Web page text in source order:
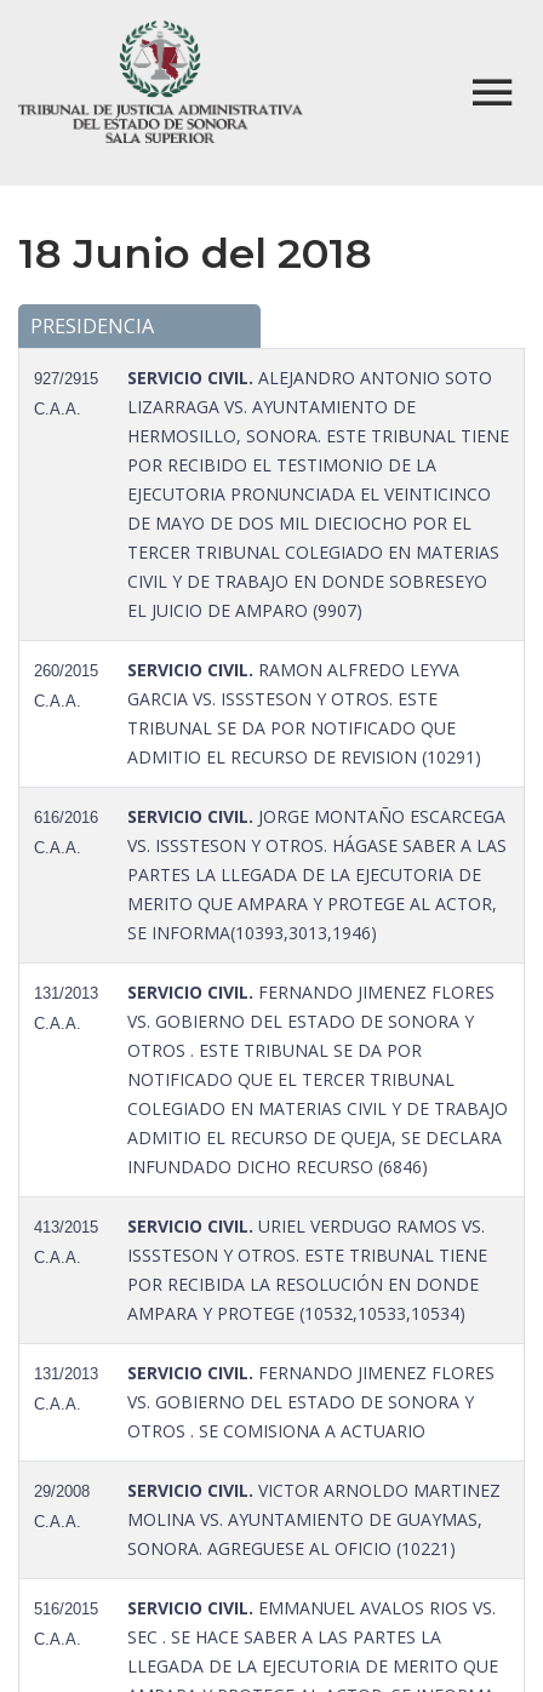
18 Junio del 2018
PRESIDENCIA
927/2915
C.A.A.
SERVICIO CIVIL. ALEJANDRO ANTONIO SOTO
LIZARRAGA VS. AYUNTAMIENTO DE
HERMOSILLO, SONORA. ESTE TRIBUNAL TIENE
POR RECIBIDO EL TESTIMONIO DE LA
EJECUTORIA PRONUNCIADA EL VEINTICINCO
DE MAYO DE DOS MIL DIECIOCHO POR EL
TERCER TRIBUNAL COLEGIADO EN MATERIAS
CIVIL Y DE TRABAJO EN DONDE SOBRESEYO
EL JUICIO DE AMPARO (9907)
260/2015
C.A.A.
SERVICIO CIVIL. RAMON ALFREDO LEYVA
GARCIA VS. ISSSTESON Y OTROS. ESTE
TRIBUNAL SE DA POR NOTIFICADO QUE
ADMITIO EL RECURSO DE REVISION (10291)
616/2016
C.A.A.
SERVICIO CIVIL. JORGE MONTAÑO ESCARCEGA
VS. ISSSTESON Y OTROS. HÁGASE SABER A LAS
PARTES LA LLEGADA DE LA EJECUTORIA DE
MERITO QUE AMPARA Y PROTEGE AL ACTOR,
SE INFORMA(10393,3013,1946)
131/2013
C.A.A.
SERVICIO CIVIL. FERNANDO JIMENEZ FLORES
VS. GOBIERNO DEL ESTADO DE SONORA Y
OTROS . ESTE TRIBUNAL SE DA POR
NOTIFICADO QUE EL TERCER TRIBUNAL
COLEGIADO EN MATERIAS CIVIL Y DE TRABAJO
ADMITIO EL RECURSO DE QUEJA, SE DECLARA
INFUNDADO DICHO RECURSO (6846)
413/2015
C.A.A.
SERVICIO CIVIL. URIEL VERDUGO RAMOS VS.
ISSSTESON Y OTROS. ESTE TRIBUNAL TIENE
POR RECIBIDA LA RESOLUCIÓN EN DONDE
AMPARA Y PROTEGE (10532,10533,10534)
131/2013
C.A.A.
SERVICIO CIVIL. FERNANDO JIMENEZ FLORES
VS. GOBIERNO DEL ESTADO DE SONORA Y
OTROS . SE COMISIONA A ACTUARIO
29/2008
C.A.A.
SERVICIO CIVIL. VICTOR ARNOLDO MARTINEZ
MOLINA VS. AYUNTAMIENTO DE GUAYMAS,
SONORA. AGREGUESE AL OFICIO (10221)
516/2015
C.A.A.
SERVICIO CIVIL. EMMANUEL AVALOS RIOS VS.
SEC . SE HACE SABER A LAS PARTES LA
LLEGADA DE LA EJECUTORIA DE MERITO QUE